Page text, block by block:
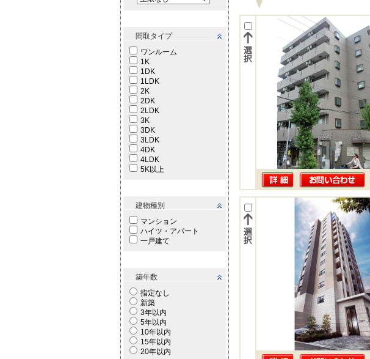
間取タイプ
ワンルーム
1K
1DK
1LDK
2K
2DK
2LDK
3K
3DK
3LDK
4DK
4LDK
5K以上
建物種別
マンション
ハイツ・アパート
一戸建て
築年数
指定なし
新築
3年以内
5年以内
10年以内
15年以内
20年以内